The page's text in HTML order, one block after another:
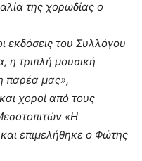
της χορωδίας ο
εκδόσεις του Συλλόγου
η τριπλή μουσική
παρέα μας»,
χοροί από τους
«Η
επιμελήθηκε ο Φώτης